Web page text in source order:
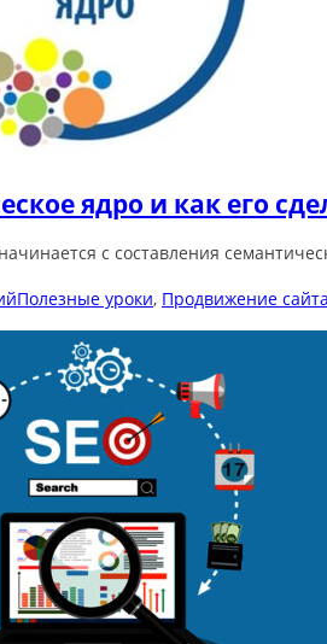
ядро и как его
с составления
Полезные уроки, Продвижение сайта